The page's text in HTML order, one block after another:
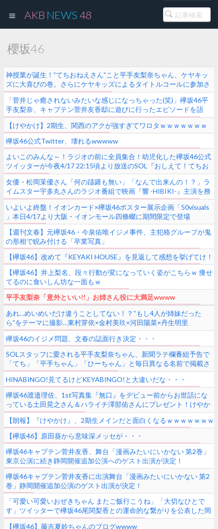
AKB NEWS 48
櫻坂46
神授業が誕生！”てちおねえさん”こと平手友梨奈ちゃん、ケヤキッ
ズに大喜びの巻。さらにケヤキッズによるタイトルコールに参加さ
せたい小さいお子様をお持ちのパパママからのメール募集中
【SCHOOL OF LOCK!】
「菅井じゃ癒されないみたいな感じになっちゃった(笑)」欅坂46平
手友梨奈、キャプテン菅井友香邸に遊びに行ったエピソードを語
る！『SCHOOL OF LOCK!』「GIRLS LOCKS!」
【けやかけ】2期生、関西のアクが強すぎてワロタｗｗｗｗｗｗｗ
欅坂46公式Twitter、壊れるwwwww
よいこのみんな～！ラジオの前に全員集合！幼児化した欅坂46公式
ツイッターが今夜4/17 22:15頃より放送のSOL『おしえて！てちお
ねえさん！！！』回の告知ツイートを投稿
女優・松岡茉優さん「何の躊躇も無い」「なんで出来んの！？」ラ
イムスター宇多丸さんのラジオ番組で映画『響 -HIBIKI-』主演を務
めた平手友梨奈の演技を絶賛【アフター6ジャンクション】
いよいよ終盤！イオンカード×欅坂46ポスター展示企画「50visuals
」本日4/17より大阪・イオンモール四條畷に期間限定で登場
【週刊文春】元欅坂46・今泉佑唯イジメ事件、主犯格グループが鬼
の形相で睨み付ける「卒業写真」
【欅坂46】改めて『KEYAKI HOUSE』を見返して感想を挙げてけ！
【欅坂46】井上梨名、段々行動が変になっていく姿がこちらｗ 痩せ
てるのに食いしん坊な一面もｗ
平手友梨奈「意外といい!!」お姉さん役に大満足wwww
あれ…めいめいだけ違うことしてない！？“もし4人が姉妹だった
ら”をテーマに撮影…東村芽依×金村美玖×河田陽菜×丹生明里
『BOMB』5月号オフショット公開中！
欅坂46のイジメ問題、文春の誌面行き決定・・・
SOLスタッフに愛される平手友梨奈ちゃん、新聞ラテ欄番組予告で
「てち」「平手ちゃん」「ひーちゃん」と毎日異なる名前で掲載さ
れていることが判明【SCHOOL OF LOCK!】
HINABINGO!見てるけどKEYABINGO!と大違いだな・・・
欅坂46渡邉理佐、1st写真集『無口』をデビュー前からお世話にな
っている土田晃之さん＆ハライチ澤部佑さんにプレゼント！けやか
けMC二人との2ショット公開
【朗報】『けやかけ』、2期生メインだと面白くなるｗｗｗｗｗｗｗ
【欅坂46】原田葵から意味深メッセが・・・
欅坂46キャプテン菅井友香、舞台「漫画みたいにいかない 第2巻」
東京公演に続き静岡開催追加公演へのゲスト出演が決定！
欅坂46キャプテン菅井友香に出演舞台「漫画みたいにいかない 第2
巻」静岡開催追加公演のゲスト出演が決定！
「可愛い可愛いおぜきちゃん またご飯行こうね」「大切なひとで
す」ツイッターで欅坂46尾関梨香との運命的な繋がりを公表した岡
本夏美さん、インスタに思いを綴る。各メディアも二人の関係を報
【欅坂46】藤吉夏鈴ちゃんのブログwwww